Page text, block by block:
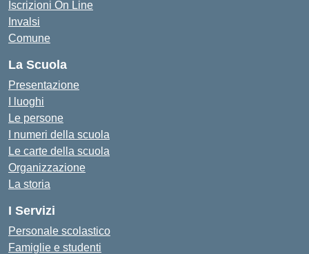
Iscrizioni On Line
Invalsi
Comune
La Scuola
Presentazione
I luoghi
Le persone
I numeri della scuola
Le carte della scuola
Organizzazione
La storia
I Servizi
Personale scolastico
Famiglie e studenti